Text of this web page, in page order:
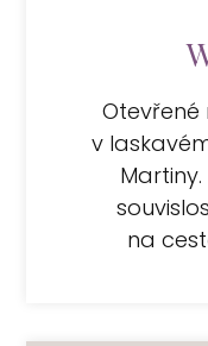
Otevřené
v
na